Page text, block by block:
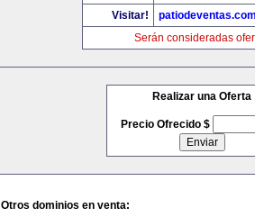
Visitar!
Serán consideradas
Realizar una Oferta
Precio Ofrecido $
Otros dominios en venta: